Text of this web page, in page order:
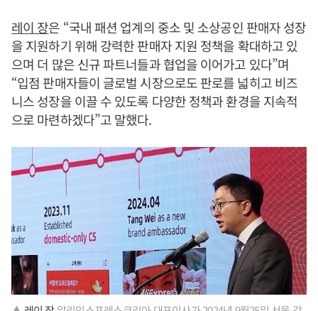
레이 장은 “국내 패션 업계의 중소 및 소상공인 판매자 성장
을 지원하기 위해 강력한 판매자 지원 정책을 확대하고 있
으며 더 많은 신규 파트너들과 협업을 이어가고 있다”며
“입점 판매자들이 글로벌 시장으로도 판로를 넓히고 비즈
니스 성장을 이끌 수 있도록 다양한 정책과 환경을 지속적
으로 마련하겠다”고 말했다.